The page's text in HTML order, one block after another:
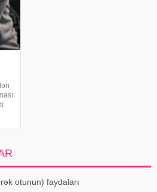
otunun) faydaları